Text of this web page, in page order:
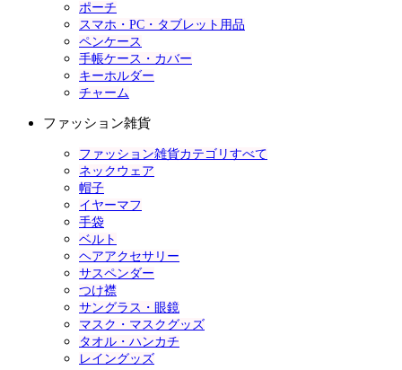
ポーチ
スマホ・PC・タブレット用品
ペンケース
手帳ケース・カバー
キーホルダー
チャーム
ファッション雑貨
ファッション雑貨カテゴリすべて
ネックウェア
帽子
イヤーマフ
手袋
ベルト
ヘアアクセサリー
サスペンダー
つけ襟
サングラス・眼鏡
マスク・マスクグッズ
タオル・ハンカチ
レイングッズ